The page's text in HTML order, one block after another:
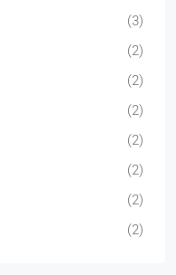
(3)
(2)
(2)
(2)
(2)
(2)
(2)
(2)